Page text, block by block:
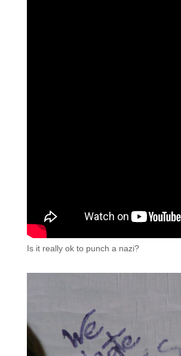
Is it really ok to punch a nazi?